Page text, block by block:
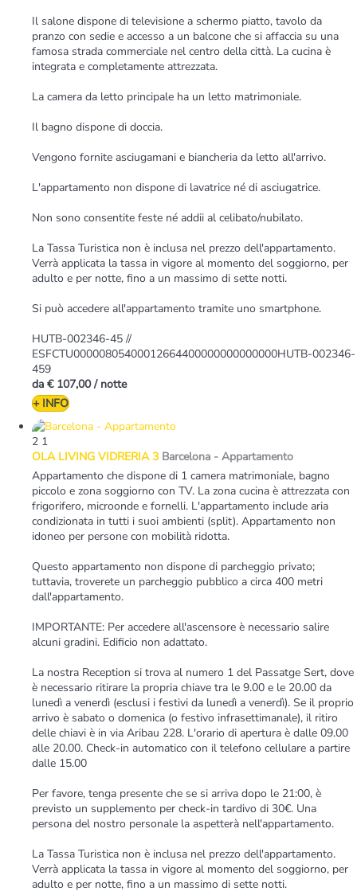
Il salone dispone di televisione a schermo piatto, tavolo da
pranzo con sedie e accesso a un balcone che si affaccia su una
famosa strada commerciale nel centro della città. La cucina è
integrata e completamente attrezzata.
La camera da letto principale ha un letto matrimoniale.
Il bagno dispone di doccia.
Vengono fornite asciugamani e biancheria da letto all'arrivo.
L'appartamento non dispone di lavatrice né di asciugatrice.
Non sono consentite feste né addii al celibato/nubilato.
La Tassa Turistica non è inclusa nel prezzo dell'appartamento.
Verrà applicata la tassa in vigore al momento del soggiorno, per
adulto e per notte, fino a un massimo di sette notti.
Si può accedere all'appartamento tramite uno smartphone.
HUTB-002346-45 //
ESFCTU00000805400012664400000000000000HUTB-002346-
459
da € 107,00 / notte
+ INFO
2 1
OLA LIVING VIDRERIA 3 Barcelona - Appartamento
Appartamento che dispone di 1 camera matrimoniale, bagno
piccolo e zona soggiorno con TV. La zona cucina è attrezzata con
frigorifero, microonde e fornelli. L'appartamento include aria
condizionata in tutti i suoi ambienti (split). Appartamento non
idoneo per persone con mobilità ridotta.
Questo appartamento non dispone di parcheggio privato;
tuttavia, troverete un parcheggio pubblico a circa 400 metri
dall'appartamento.
IMPORTANTE: Per accedere all'ascensore è necessario salire
alcuni gradini. Edificio non adattato.
La nostra Reception si trova al numero 1 del Passatge Sert, dove
è necessario ritirare la propria chiave tra le 9.00 e le 20.00 da
lunedì a venerdì (esclusi i festivi da lunedì a venerdì). Se il proprio
arrivo è sabato o domenica (o festivo infrasettimanale), il ritiro
delle chiavi è in via Aribau 228. L'orario di apertura è dalle 09.00
alle 20.00. Check-in automatico con il telefono cellulare a partire
dalle 15.00
Per favore, tenga presente che se si arriva dopo le 21:00, è
previsto un supplemento per check-in tardivo di 30€. Una
persona del nostro personale la aspetterà nell'appartamento.
La Tassa Turistica non è inclusa nel prezzo dell'appartamento.
Verrà applicata la tassa in vigore al momento del soggiorno, per
adulto e per notte, fino a un massimo di sette notti.